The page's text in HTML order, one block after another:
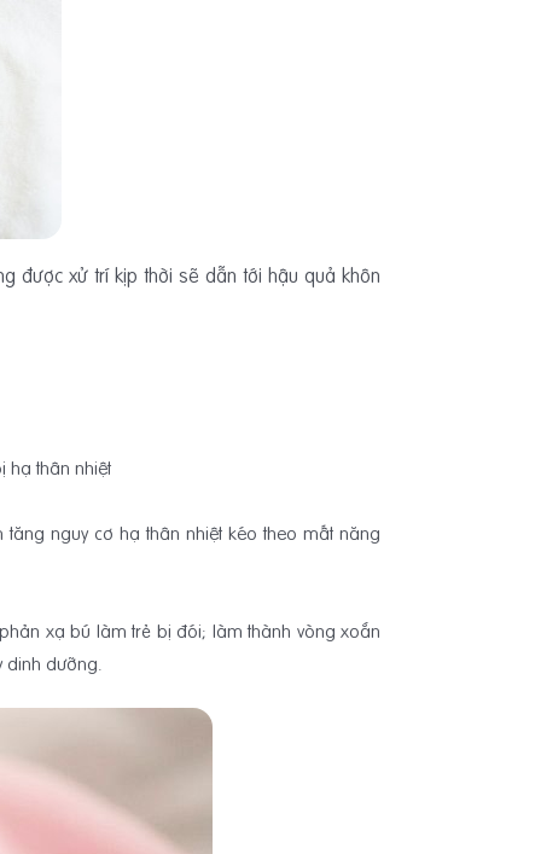
được xử trí kịp thời sẽ dẫn tới hậu quả khôn
hạ thân nhiệt
nguy cơ hạ thân nhiệt kéo theo mất năng
xạ bú làm trẻ bị đói; làm thành vòng xoắn
dinh dưỡng.